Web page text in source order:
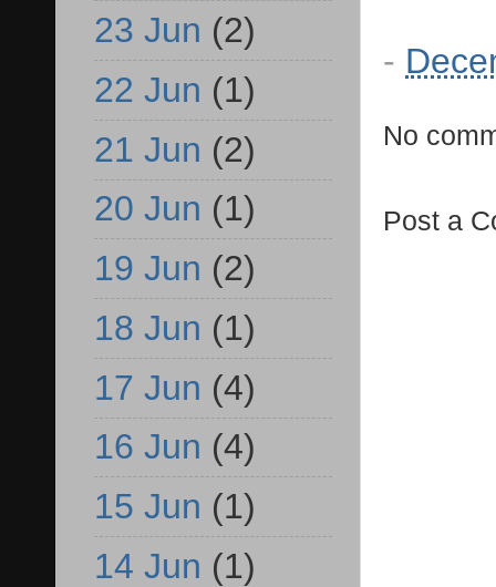
-
No
Post a
23 Jun (2)
22 Jun (1)
21 Jun (2)
20 Jun (1)
19 Jun (2)
18 Jun (1)
17 Jun (4)
16 Jun (4)
15 Jun (1)
14 Jun (1)